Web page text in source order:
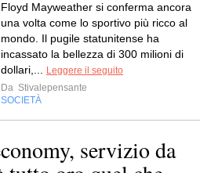
Floyd Mayweather si conferma ancora
una volta come lo sportivo più ricco al
mondo. Il pugile statunitense ha
incassato la bellezza di 300 milioni di
dollari,... Leggere il seguito
Da Stivalepensante
SOCIETÀ
servizio da